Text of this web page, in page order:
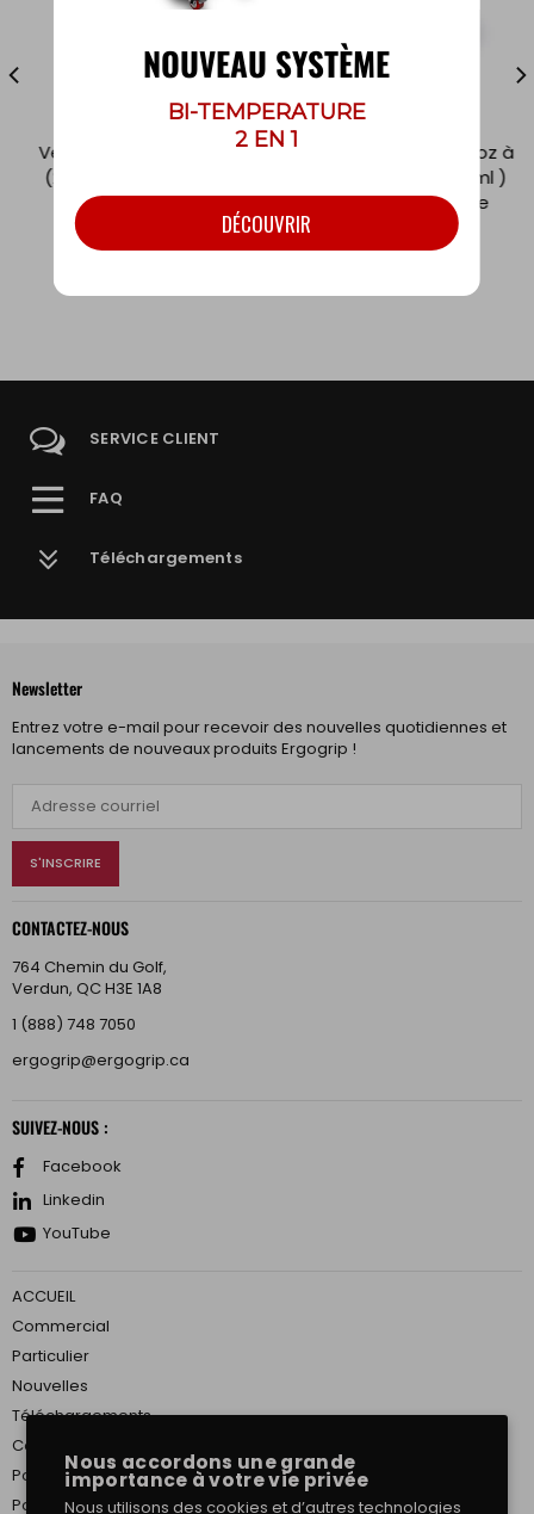
Nous accordons une grande
importance à votre vie privée
Nous utilisons des cookies et d’autres technologies
Verre transparent 9 oz
(266 ml) 1000 unités /
caisse
Verre transparent 12 oz à
14 oz (355 ml à 414 ml )
1000 unités / caisse
SERVICE CLIENT
FAQ
Téléchargements
Newsletter
Entrez votre e-mail pour recevoir des nouvelles quotidiennes et
lancements de nouveaux produits Ergogrip !
S'INSCRIRE
CONTACTEZ-NOUS
764 Chemin du Golf,
Verdun, QC H3E 1A8
1 (888) 748 7050
ergogrip@ergogrip.ca
SUIVEZ-NOUS :
Facebook
Linkedin
YouTube
ACCUEIL
Commercial
Particulier
Nouvelles
Téléchargements
Conditions de Service
Politique de confidentialité
Politique d’expédition
NOUVEAU SYSTÈME
BI-TEMPERATURE
2 EN 1
DÉCOUVRIR